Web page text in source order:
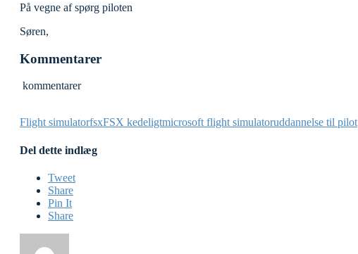
På vegne af spørg piloten
Søren,
Kommentarer
kommentarer
Flight simulatorfsxFSX kedeligtmicrosoft flight simulatoruddannelse til pilot
Del dette indlæg
Tweet
Share
Pin It
Share